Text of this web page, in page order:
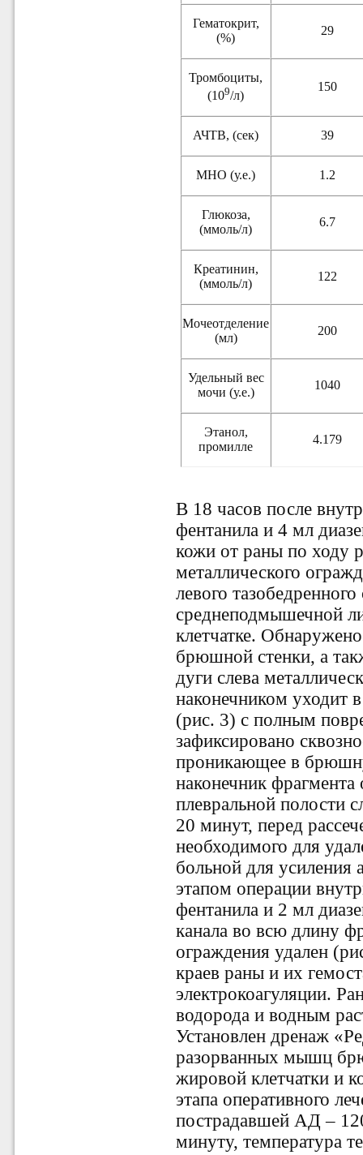
Гематокрит,
(%)
29
Тромбоциты,
(109/л)
150
АЧТВ, (сек) 39
МНО (у.е.) 1.2
Глюкоза,
(ммоль/л)
6.7
Креатинин,
(ммоль/л)
122
Мочеотделение
(мл)
200
Удельный вес
мочи (у.е.)
1040
Этанол,
промилле
4.179
В 18 часов после
фентанила и 4 мл
кожи от раны по ходу
металлического
левого
среднеподмышечной
клетчатке.
брюшной стенки, а
дуги слева
наконечником уходит
(рис. 3) с полным
зафиксировано
проникающее в
наконечник фрагмента
плевральной полости
20 минут, перед
необходимого для
больной для усиления
этапом операции
фентанила и 2 мл
канала во всю длину
ограждения удален
краев раны и их
электрокоагуляции.
водорода и водным
Установлен дренаж
разорванных мышц
жировой клетчатки и
этапа оперативного
пострадавшей АД –
минуту, температура